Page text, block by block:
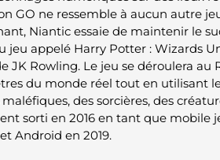
GO ne ressemble à aucun autre
Niantic essaie de maintenir le
jeu appelé Harry Potter : Wizards
JK Rowling. Le jeu se déroulera
du monde réel tout en utilisant
maléfiques, des sorcières, des
sorti en 2016 en tant que mobile
Android en 2019.